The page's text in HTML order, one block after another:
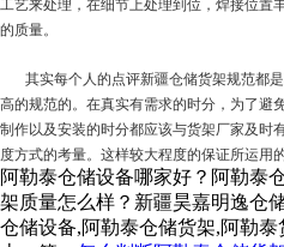
工艺来处理，在细节上处理到位，焊接位置
的质量。
其实每个人的点评新疆仓储货架规范都
高的规范的。在真实有需求的时分，为了避
制作以及安装的时分都应该与货架厂家及时
度方式的考量。这样较大程度的保证所运用的
阿勒泰仓储设备哪家好？阿勒泰
架质量怎么样？新疆昊嘉明逸仓
仓储设备,阿勒泰仓储货架,阿勒泰